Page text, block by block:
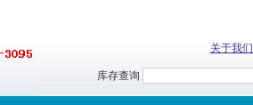
关于我们
库存查询